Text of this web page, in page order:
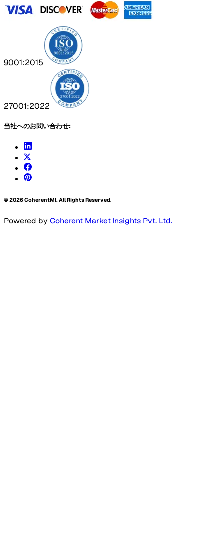
9001:2015
27001:2022
当社へのお問い合わせ:
©2026CoherentMI. All Rights Reserved.
Powered by Coherent Market Insights Pvt. Ltd.